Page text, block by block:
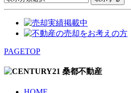
PAGETOP